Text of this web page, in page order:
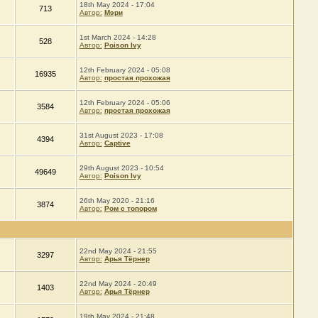
713
18th May 2024 - 17:04
Автор: Мэри
528
1st March 2024 - 14:28
Автор: Poison Ivy
16935
12th February 2024 - 05:08
Автор: простая прохожая
3584
12th February 2024 - 05:06
Автор: простая прохожая
4394
31st August 2023 - 17:08
Автор: Captive
49649
29th August 2023 - 10:54
Автор: Poison Ivy
3874
26th May 2020 - 21:16
Автор: Ром с топором
3297
22nd May 2024 - 21:55
Автор: Арья Тёрнер
1403
22nd May 2024 - 20:49
Автор: Арья Тёрнер